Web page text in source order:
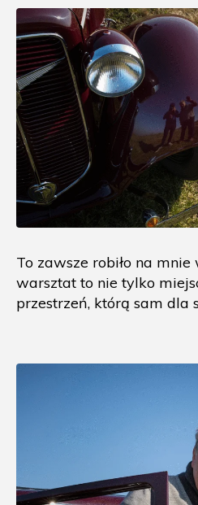
To zawsze robiło na
warsztat to nie tylko
przestrzeń, którą sam dla